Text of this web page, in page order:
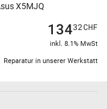
X5MJQ
Reparatur in unserer Werkstatt
13432CHF
inkl. 8.1% MwSt